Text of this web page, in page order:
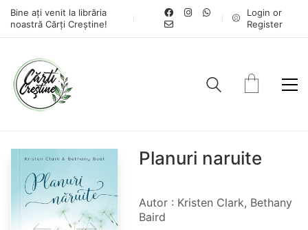
Bine ați venit la librăria
noastră Cărți Creștine!
Login or
Register
Planuri naruite
Autor : Kristen Clark, Bethany
Baird